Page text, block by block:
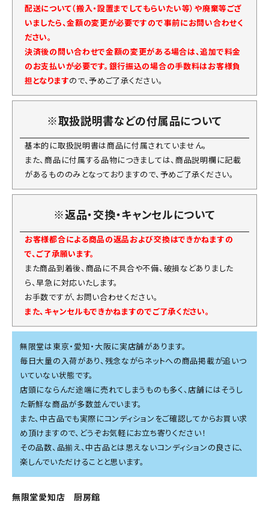
配送について（搬入・設置までしてもらいたい等）や廃棄等ござ
いましたら、金額の変更が必要ですので事前にお問い合わせく
ださい。
決済後の問い合わせで金額の変更がある場合は、追加で料金
のお支払いが必要です。銀行振込の場合の手数料はお客様負
担となりますので、予めご了承ください。
※取扱説明書などの付属品について
基本的に取扱説明書は商品に付属されていません。
また、商品に付属する品物につきましては、商品説明欄に記載
があるもののみとなっておりますので、予めご了承ください。
※返品・交換・キャンセルについて
お客様都合による商品の返品および交換はできかねますの
で、ご了承願います。
また商品到着後、商品に不具合や不備、破損などありました
ら、早急に対応いたします。
お手数ですが、お問い合わせください。
また、キャンセルもできかねますのでご了承ください。
無限堂は東京・愛知・大阪に実店舗があります。
毎日大量の入荷があり、残念ながらネットへの商品掲載が追いつ
いていない状態です。
店頭にならんだ途端に売れてしまうものも多く、店舗にはそうし
た新鮮な商品が多数並んでいます。
また、中古品でも実際にコンディションをご確認してからお買い求
め頂けますので、どうぞお気軽にお立ち寄りください！
その品数、品揃え、中古品とは思えないコンディションの良さに、
楽しんでいただけることと思います。
無限堂愛知店 厨房館